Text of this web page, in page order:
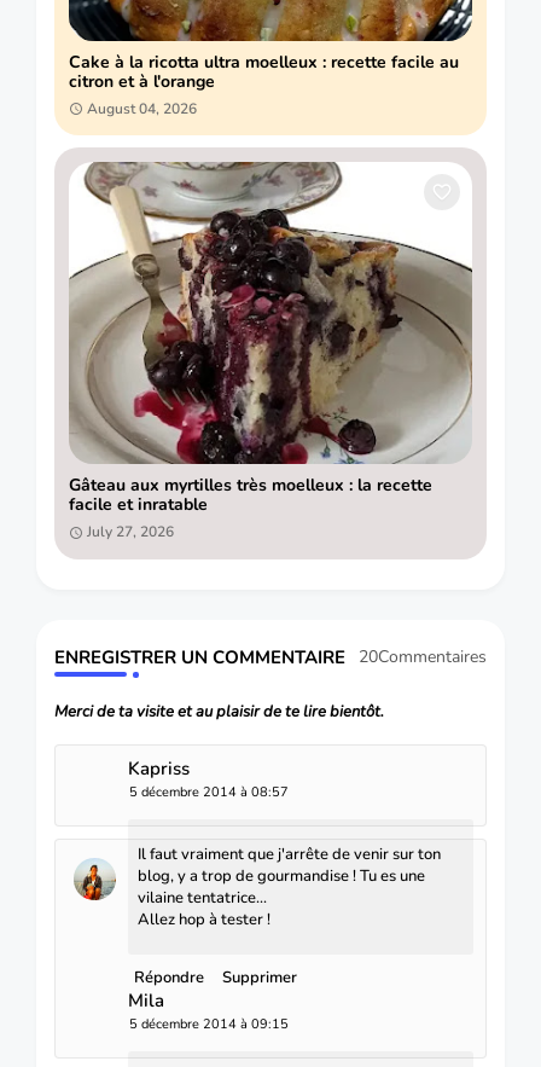
Cake à la ricotta ultra moelleux : recette facile au
citron et à l'orange
August 04, 2026
Gâteau aux myrtilles très moelleux : la recette
facile et inratable
July 27, 2026
ENREGISTRER UN COMMENTAIRE 20Commentaires
Merci de ta visite et au plaisir de te lire bientôt.
Kapriss
5 décembre 2014 à 08:57
Il faut vraiment que j'arrête de venir sur ton
blog, y a trop de gourmandise ! Tu es une
vilaine tentatrice...
Allez hop à tester !
Répondre Supprimer
Mila
5 décembre 2014 à 09:15